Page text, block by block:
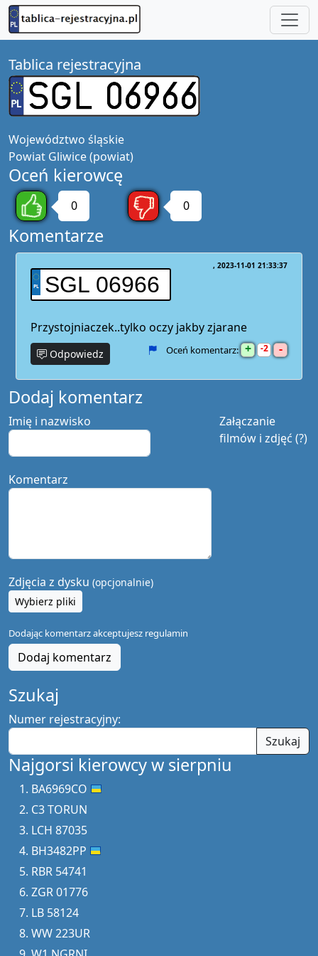
Tablica rejestracyjna
Województwo śląskie
Powiat Gliwice (powiat)
Oceń kierowcę
0 0
Komentarze
SGL 06966
2023-11-01 21:33:37
Przystojniaczek..tylko oczy jakby zjarane
Odpowiedz Oceń komentarz: + 2 -
Dodaj komentarz
Załączanie
filmów i zdjęć (?)
Imię i nazwisko
Komentarz
Zdjęcia z dysku (opcjonalnie)
Wybierz pliki
Dodając komentarz akceptujesz regulamin
Dodaj komentarz
Szukaj
Numer rejestracyjny:
Szukaj
Najgorsi kierowcy w sierpniu
BA6969CO
C3 TORUN
LCH 87035
BH3482PP
RBR 54741
ZGR 01776
LB 58124
WW 223UR